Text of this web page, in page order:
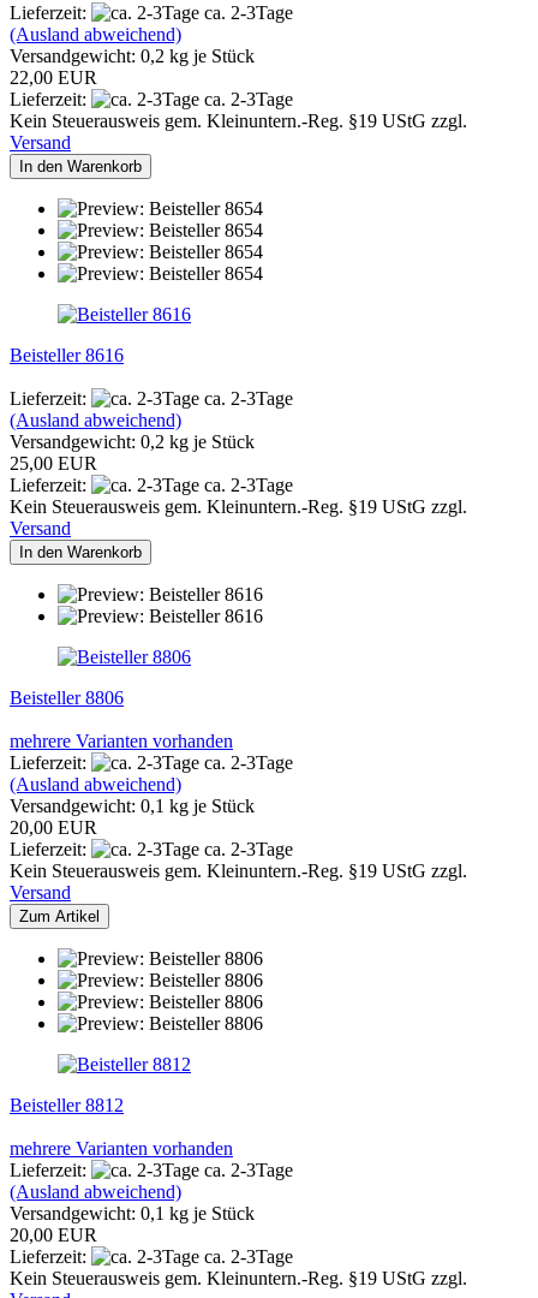
Lieferzeit:
ca. 2-3Tage
(Ausland abweichend)
Versandgewicht: 0,2 kg je Stück
22,00 EUR
Lieferzeit:
ca. 2-3Tage
Kein Steuerausweis gem. Kleinuntern.-Reg. §19 UStG zzgl.
Versand
In den Warenkorb
Beisteller 8616
Lieferzeit:
ca. 2-3Tage
(Ausland abweichend)
Versandgewicht: 0,2 kg je Stück
25,00 EUR
Lieferzeit:
ca. 2-3Tage
Kein Steuerausweis gem. Kleinuntern.-Reg. §19 UStG zzgl.
Versand
In den Warenkorb
Beisteller 8806
mehrere Varianten vorhanden
Lieferzeit:
ca. 2-3Tage
(Ausland abweichend)
Versandgewicht: 0,1 kg je Stück
20,00 EUR
Lieferzeit:
ca. 2-3Tage
Kein Steuerausweis gem. Kleinuntern.-Reg. §19 UStG zzgl.
Versand
Zum Artikel
Beisteller 8812
mehrere Varianten vorhanden
Lieferzeit:
ca. 2-3Tage
(Ausland abweichend)
Versandgewicht: 0,1 kg je Stück
20,00 EUR
Lieferzeit:
ca. 2-3Tage
Kein Steuerausweis gem. Kleinuntern.-Reg. §19 UStG zzgl.